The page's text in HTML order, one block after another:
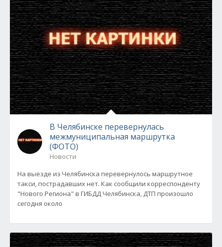
В Челябинске перевернулась
межмуниципальная маршрутка
(ФОТО)
Новости
На выезде из Челябинска перевернулось маршрутное
такси, пострадавших нет. Как сообщили корреспонденту
"Нового Региона" в ГИБДД Челябинска, ДТП произошло
сегодня около